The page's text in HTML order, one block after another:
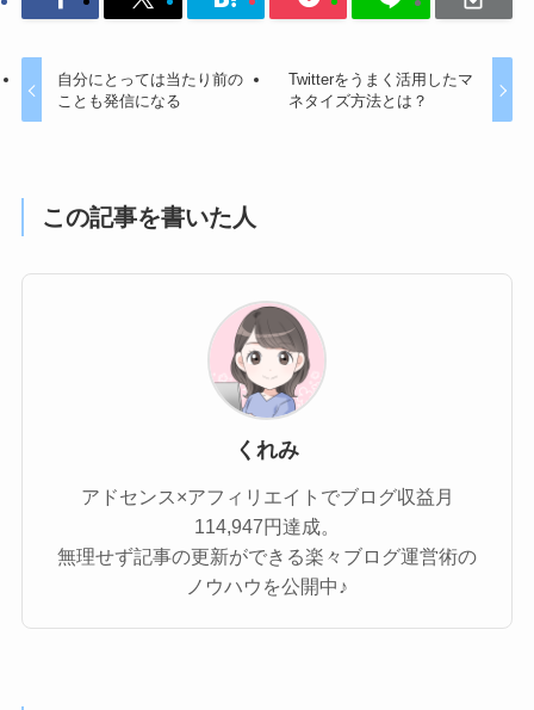
自分にとっては当たり前の
ことも発信になる
Twitterをうまく活用したマ
ネタイズ方法とは？
この記事を書いた人
くれみ
アドセンス×アフィリエイトでブログ収益月
114,947円達成。
無理せず記事の更新ができる楽々ブログ運営術の
ノウハウを公開中♪